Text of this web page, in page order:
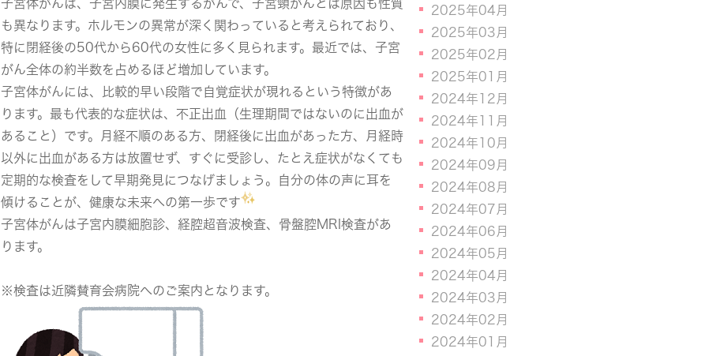
子宮体がんは、子宮内膜に発生するがんで、子宮頸がんとは原因も性質
も異なります。ホルモンの異常が深く関わっていると考えられており、
特に閉経後の50代から60代の女性に多く見られます。最近では、子宮
がん全体の約半数を占めるほど増加しています。
子宮体がんには、比較的早い段階で自覚症状が現れるという特徴があ
ります。最も代表的な症状は、不正出血（生理期間ではないのに出血が
あること）です。月経不順のある方、閉経後に出血があった方、月経時
以外に出血がある方は放置せず、すぐに受診し、たとえ症状がなくても
定期的な検査をして早期発見につなげましょう。自分の体の声に耳を
傾けることが、健康な未来への第一歩です
子宮体がんは子宮内膜細胞診、経腔超音波検査、骨盤腔MRI検査があ
ります。
※検査は近隣賛育会病院へのご案内となります。
2025年04月
2025年03月
2025年02月
2025年01月
2024年12月
2024年11月
2024年10月
2024年09月
2024年08月
2024年07月
2024年06月
2024年05月
2024年04月
2024年03月
2024年02月
2024年01月